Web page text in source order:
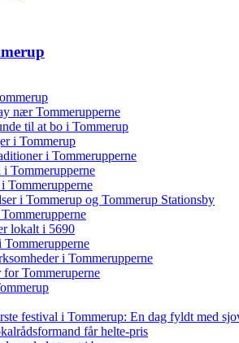
nær Tommerupperne
til at bo i Tommerup
i Tommerup
i Tommerupperne
i Tommerupperne
Tommerupperne
i Tommerup og Tommerup Stationsby
lokalt i 5690
i Tommerupperne
for Tommeruperne
festival i Tommerup: En dag fyldt med
får helte-pris